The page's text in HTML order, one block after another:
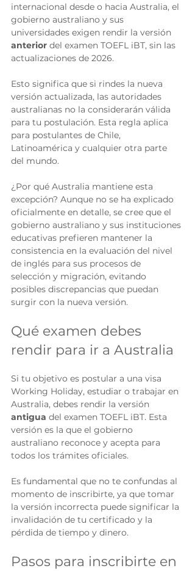
internacional desde o hacia Australia, el
gobierno australiano y sus
universidades exigen rendir la versión
anterior del examen TOEFL iBT, sin las
actualizaciones de 2026.
Esto significa que si rindes la nueva
versión actualizada, las autoridades
australianas no la considerarán válida
para tu postulación. Esta regla aplica
para postulantes de Chile,
Latinoamérica y cualquier otra parte
del mundo.
¿Por qué Australia mantiene esta
excepción? Aunque no se ha explicado
oficialmente en detalle, se cree que el
gobierno australiano y sus instituciones
educativas prefieren mantener la
consistencia en la evaluación del nivel
de inglés para sus procesos de
selección y migración, evitando
posibles discrepancias que puedan
surgir con la nueva versión.
Qué examen debes
rendir para ir a Australia
Si tu objetivo es postular a una visa
Working Holiday, estudiar o trabajar en
Australia, debes rendir la versión
antigua del examen TOEFL iBT. Esta
versión es la que el gobierno
australiano reconoce y acepta para
todos los trámites oficiales.
Es fundamental que no te confundas al
momento de inscribirte, ya que tomar
la versión incorrecta puede significar la
invalidación de tu certificado y la
pérdida de tiempo y dinero.
Pasos para inscribirte en